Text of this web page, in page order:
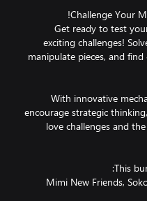
Get ready to test
exciting challenges!
manipulate pieces, and
With innovative
encourage strategic
love challenges and
Mimi New Friends,